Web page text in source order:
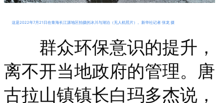
这是2022年7月21日在青海长江源地区拍摄的冰川与湖泊（无人机照片）。新华社记者 张龙 摄
群众环保意识的提升，
离不开当地政府的管理。唐
古拉山镇镇长白玛多杰说，